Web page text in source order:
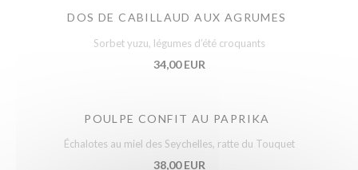
DOS DE CABILLAUD AUX AGRUMES
Sorbet yuzu, légumes d’été croquants
34,00 EUR
POULPE CONFIT AU PAPRIKA
Échalotes au miel des Seychelles, ratte du Touquet
38,00 EUR